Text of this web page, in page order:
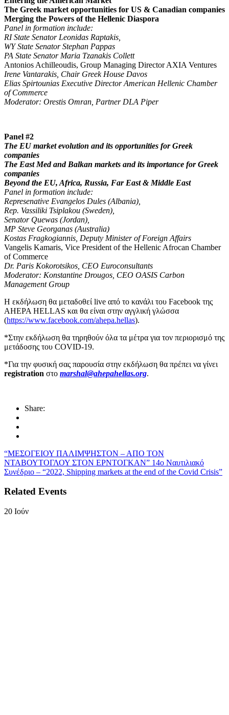
The Greek market opportunities for US & Canadian companies
Merging the Powers of the Hellenic Diaspora
Panel in formation include:
RI State Senator Leonidas Raptakis,
WY State Senator Stephan Pappas
PA State Senator Maria Tzanakis Collett
Antonios Achilleoudis, Group Managing Director AXIA Ventures
Irene Vantarakis, Chair Greek House Davos
Elias Spirtounias Executive Director American Hellenic Chamber
of Commerce
Moderator: Orestis Omran, Partner DLA Piper
Panel #2
The EU market evolution and its opportunities for Greek
companies
The East Med and Balkan markets and its importance for Greek
companies
Beyond the EU, Africa, Russia, Far East & Middle East
Panel in formation include:
Represenative Evangelos Dules (Albania),
Rep. Vassiliki Tsiplakou (Sweden),
Senator Quewas (Jordan),
MP Steve Georganas (Australia)
Kostas Fragkogiannis, Deputy Minister of Foreign Affairs
Vangelis Kamaris, Vice President of the Hellenic Afrocan Chamber
of Commerce
Dr. Paris Kokorotsikos, CEO Euroconsultants
Moderator: Konstantine Drougos, CEO OASIS Carbon
Management Group
Η εκδήλωση θα μεταδοθεί live από το κανάλι του Facebook της
AHEPA HELLAS και θα είναι στην αγγλική γλώσσα
(https://www.facebook.com/ahepa.hellas).
*Στην εκδήλωση θα τηρηθούν όλα τα μέτρα για τον περιορισμό της
μετάδοσης του COVID-19.
*Για την φυσική σας παρουσία στην εκδήλωση θα πρέπει να γίνει
registration στο marshal@ahepahellas.org.
Share:
“ΜΕΣΟΓΕΙΟΥ ΠΑΛΙΜΨΗΣΤΟΝ – ΑΠΟ ΤΟΝ
ΝΤΑΒΟΥΤΟΓΛΟΥ ΣΤΟΝ ΕΡΝΤΟΓΚΑΝ” 14ο Ναυτιλιακό
Συνέδριο – “2022, Shipping markets at the end of the Covid Crisis”
Related Events
20 Ιούν